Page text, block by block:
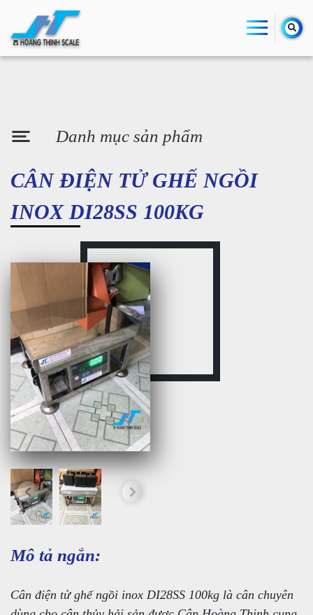
Danh mục sản phẩm
CÂN ĐIỆN TỬ GHẾ NGỒI
INOX DI28SS 100KG
Mô tả ngắn:
Cân điện tử ghế ngồi inox DI28SS 100kg là cân chuyên